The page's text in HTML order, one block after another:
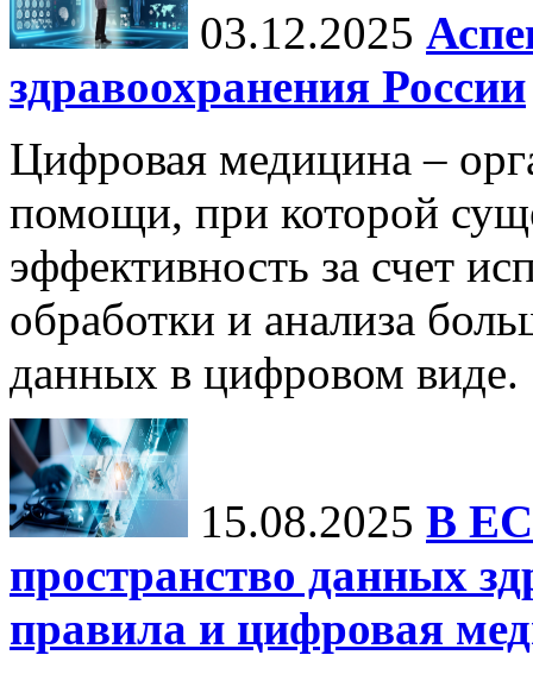
03.12.2025
здравоохранения России
Цифровая медицина –
помощи, при которой
эффективность за счет
обработки и анализа
данных в цифровом виде.
15.08.2025 В ЕС
пространство данных
правила и цифровая